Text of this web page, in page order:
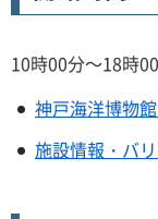
10時00分～18時
神戸海洋博物
施設情報・バ